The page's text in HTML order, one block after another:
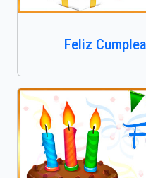
Feliz